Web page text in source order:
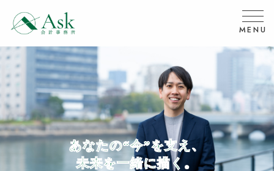
MENU
あなたの“今”を支え、
未来を一緒に描く 。